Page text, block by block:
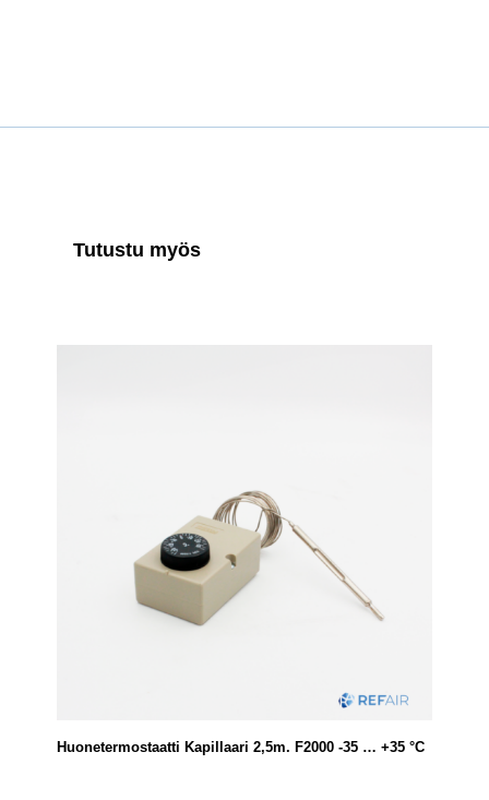
Tutustu myös
Huonetermostaatti Kapillaari 2,5m. F2000 -35 … +35 °C